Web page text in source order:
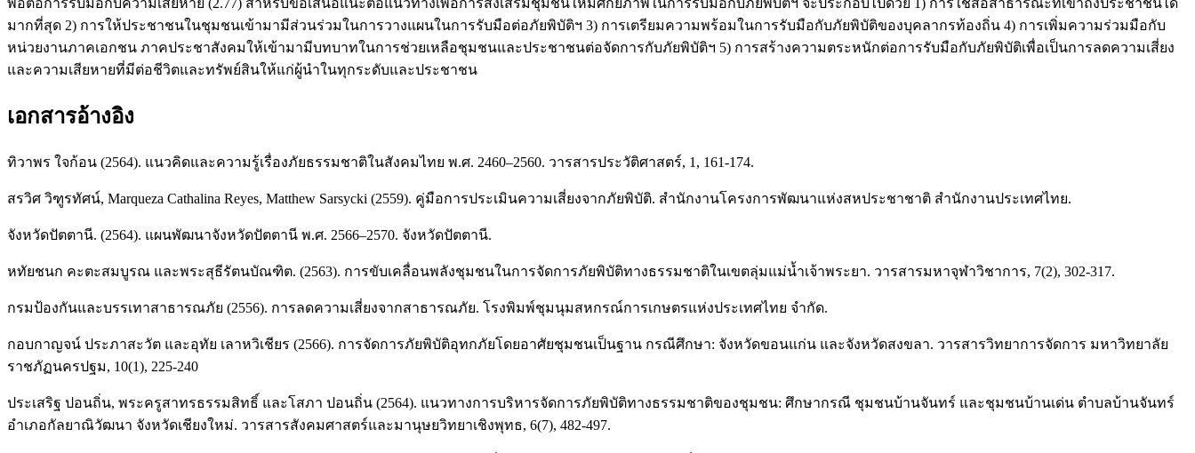
พอต่อการรับมือกับความเสียหาย (2.77) สำหรับข้อเสนอแนะต่อแนวทางเพื่อการส่งเสริมชุมชนให้มีศักยภาพในการรับมือกับภัยพิบัติฯ จะประกอบไปด้วย 1) การใช้สื่อสาธารณะที่เข้าถึงประชาชนได้
มากที่สุด 2) การให้ประชาชนในชุมชนเข้ามามีส่วนร่วมในการวางแผนในการรับมือต่อภัยพิบัติฯ 3) การเตรียมความพร้อมในการรับมือกับภัยพิบัติของบุคลากรท้องถิ่น 4) การเพิ่มความร่วมมือกับ
หน่วยงานภาคเอกชน ภาคประชาสังคมให้เข้ามามีบทบาทในการช่วยเหลือชุมชนและประชาชนต่อจัดการกับภัยพิบัติฯ 5) การสร้างความตระหนักต่อการรับมือกับภัยพิบัติเพื่อเป็นการลดความเสี่ยง
และความเสียหายที่มีต่อชีวิตและทรัพย์สินให้แก่ผู้นำในทุกระดับและประชาชน
เอกสารอ้างอิง
ทิวาพร ใจก้อน (2564). แนวคิดและความรู้เรื่องภัยธรรมชาติในสังคมไทย พ.ศ. 2460–2560. วารสารประวัติศาสตร์, 1, 161-174.
สรวิศ วิฑูรทัศน์, Marqueza Cathalina Reyes, Matthew Sarsycki (2559). คู่มือการประเมินความเสี่ยงจากภัยพิบัติ. สำนักงานโครงการพัฒนาแห่งสหประชาชาติ สำนักงานประเทศไทย.
จังหวัดปัตตานี. (2564). แผนพัฒนาจังหวัดปัตตานี พ.ศ. 2566–2570. จังหวัดปัตตานี.
หทัยชนก คะตะสมบูรณ และพระสุธีรัตนบัณฑิต. (2563). การขับเคลื่อนพลังชุมชนในการจัดการภัยพิบัติทางธรรมชาติในเขตลุ่มแม่น้ำเจ้าพระยา. วารสารมหาจุฬาวิชาการ, 7(2), 302-317.
กรมป้องกันและบรรเทาสาธารณภัย (2556). การลดความเสี่ยงจากสาธารณภัย. โรงพิมพ์ชุมนุมสหกรณ์การเกษตรแห่งประเทศไทย จำกัด.
กอบกาญจน์ ประภาสะวัต และอุทัย เลาหวิเชียร (2566). การจัดการภัยพิบัติอุทกภัยโดยอาศัยชุมชนเป็นฐาน กรณีศึกษา: จังหวัดขอนแก่น และจังหวัดสงขลา. วารสารวิทยาการจัดการ มหาวิทยาลัย
ราชภัฏนครปฐม, 10(1), 225-240
ประเสริฐ ปอนถิ่น, พระครูสาทรธรรมสิทธิ์ และโสภา ปอนถิ่น (2564). แนวทางการบริหารจัดการภัยพิบัติทางธรรมชาติของชุมชน: ศึกษากรณี ชุมชนบ้านจันทร์ และชุมชนบ้านเด่น ตำบลบ้านจันทร์
อำเภอกัลยาณิวัฒนา จังหวัดเชียงใหม่. วารสารสังคมศาสตร์และมานุษยวิทยาเชิงพุทธ, 6(7), 482-497.